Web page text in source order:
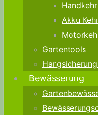
Akku
Gartentools
Bewässerung